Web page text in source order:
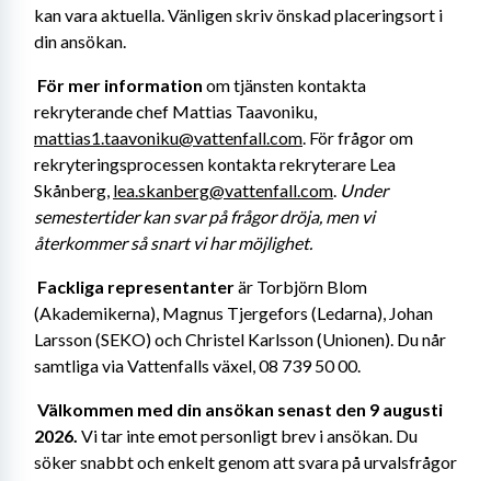
kan vara aktuella. Vänligen skriv önskad placeringsort i
din ansökan.
För mer information om tjänsten kontakta
mattias1.taavoniku@vattenfall.com. För frågor om
rekryteringsprocessen kontakta rekryterare Lea
Skånberg, lea.skanberg@vattenfall.com. Under
semestertider kan svar på frågor dröja, men vi
återkommer så snart vi har möjlighet.
Fackliga representanter är Torbjörn Blom
(Akademikerna), Magnus Tjergefors (Ledarna), Johan
Larsson (SEKO) och Christel Karlsson (Unionen). Du når
samtliga via Vattenfalls växel, 08 739 50 00.
Välkommen med din ansökan senast den 9 augusti
2026. Vi tar inte emot personligt brev i ansökan. Du
söker snabbt och enkelt genom att svara på urvalsfrågor